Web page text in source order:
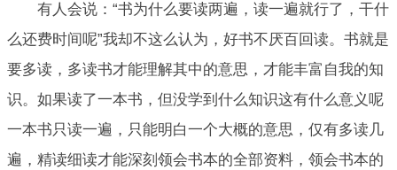
有人会说：“书为什么要读两遍，读一遍就行了，干什
么还费时间呢”我却不这么认为，好书不厌百回读。书就是
要多读，多读书才能理解其中的意思，才能丰富自我的知
识。如果读了一本书，但没学到什么知识这有什么意义呢
一本书只读一遍，只能明白一个大概的意思，仅有多读几
遍，精读细读才能深刻领会书本的全部资料，领会书本的